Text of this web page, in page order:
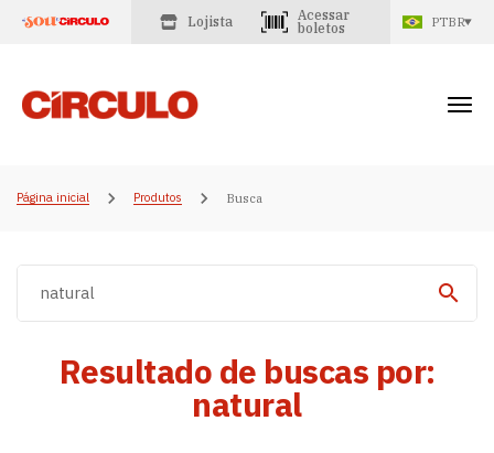
Lojista
Acessar
boletos
PTBR
Página inicial Produtos Busca
Resultado de buscas por:
natural